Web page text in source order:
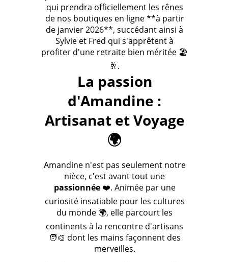
qui prendra officiellement les rênes
de nos boutiques en ligne **à partir
de janvier 2026**, succédant ainsi à
Sylvie et Fred qui s'apprêtent à
profiter d'une retraite bien méritée 🏖️
🥂.
La passion
d'Amandine :
Artisanat et Voyage
🌍
Amandine n'est pas seulement notre
nièce, c'est avant tout une
passionnée❤️. Animée par une
curiosité insatiable pour les cultures
du monde 🌍, elle parcourt les
continents à la rencontre d'artisans
🧑‍🎨 dont les mains façonnent des
merveilles.